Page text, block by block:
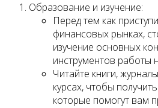
Образование и изучение:
Перед тем как
финансовых рынках,
изучение основных
инструментов работы
Читайте книги,
курсах, чтобы
которые помогут вам